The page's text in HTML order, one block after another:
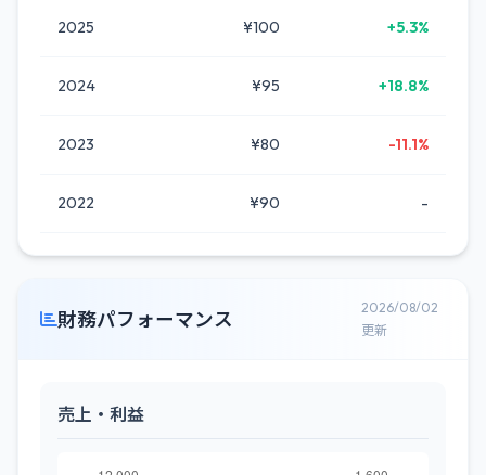
2025 ¥100 +5.3%
2024 ¥95 +18.8%
2023 ¥80 -11.1%
2022 ¥90 -
財務パフォーマンス
2026/08/02
更新
売上・利益